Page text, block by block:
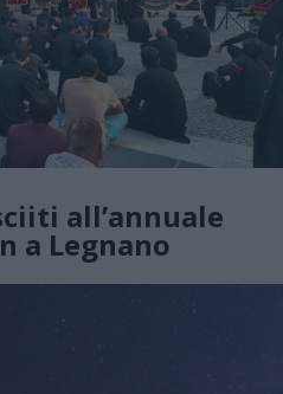
all’annuale
a Legnano